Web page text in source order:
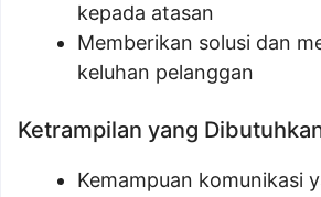
kepada atasan
Memberikan solusi dan
keluhan pelanggan
Ketrampilan yang
Kemampuan komunikasi